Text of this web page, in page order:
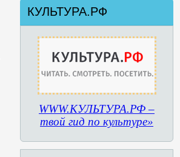
КУЛЬТУРА.РФ
WWW.КУЛЬТУРА.РФ –
твой гид по культуре»